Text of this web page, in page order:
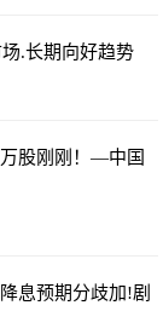
.长期向好趋势
股刚刚！—中国
息预期分歧加!剧